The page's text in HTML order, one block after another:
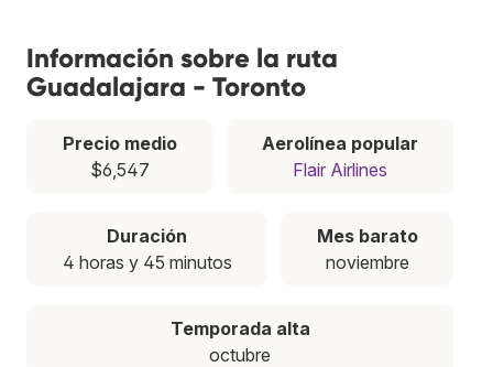
Información sobre la ruta
Guadalajara - Toronto
Precio medio
$6,547
Aerolínea popular
Flair Airlines
Duración
4 horas y 45 minutos
Mes barato
noviembre
Temporada alta
octubre